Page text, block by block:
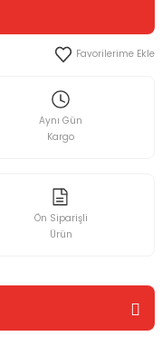
Aynı Gün
Kargo
Ön Siparişli
Ürün